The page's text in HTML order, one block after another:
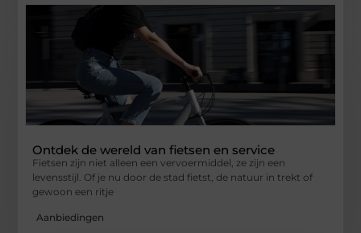
Ontdek de wereld van fietsen en service
Fietsen zijn niet alleen een vervoermiddel, ze zijn een
levensstijl. Of je nu door de stad fietst, de natuur in trekt of
gewoon een ritje
Aanbiedingen